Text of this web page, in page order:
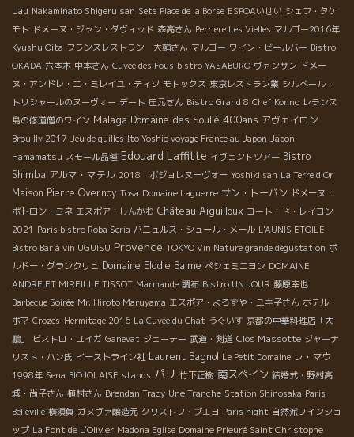
Lau Nakaminato Shigeru san Sete Place de la Borse ESPOAいせい シェフ・タケ
モト ドメーヌ・ジャン・ダヴィッド 森高さん Perriere Les Vielles マルゴー2016年
Kyushu Oita フランスレストラン 大輔さん マルゴー ワイン・ビールバー Bistro
OKADA 六本木 中本さん Cuvee des Fous bistro YASABURO ヴァンサン ドメー
ヌ・アンドレ・エ・ミレイユ・ティソ モトックス 東京レストラン業 シルベール・
トリシャールのヌーヴォー デート 庄元さん Bistro Grand 8 Chef Konno レランス
島の修道僧のワイン Malaga Domaine des Soulié 400ans アヴェイロン
Brouilly 2017 Jeu de quilles Ito Yoshio voyage France au Japon Japon
Hamamatsu スモール品種 Edouard Laffitte イヴェントツアー Bistro
Shimba アルマ・マテル 2018 ボジョレヌーヴォー Yoshiki san La Terre d'Or
Maison Pierre Overnoy Tosa Domaine Laguerre サン・トーバン ドメーヌ・
ポトロン・ミネ エスポア・しんかわ Château Aiguilloux コート・ド・レイヨン
2021 Paris bistro Roba Seria バニュルス・シュール・メール L'AUNIS ETOILE
Bistro Bar à vin UGUISU Provence TOKYO Vin Nature grande dégustation ボ
ルドー・グランクリュ Domaine Elodie Balme ペシェミニヨン DOMAINE
ANDRE ET MIREILLE TISSOT Marmande 調布 Bistro UN JOUR 藤原幸也
Barbecue Soirée Mr. Hiroto Maruyama エスポア・よろずや・ユキ子さん ホテル・
ボマ Crozes-Hermitage 2016 La Cuvée du Chat うぐいす 京都の中華料理店「大
鵬」
ビストロ・ユイガ Ganevat ジェーテー 武道・剣道 Clos Massotte ジャーナ
リスト・ハン氏 イーストライン社 Laurent Bagnol Le Petit Domaine レ・マウ
1998年 Sena BIOJOLAISE stands パリ 竹下正樹 南スペイン 結婚式・野村高
城・尚子さん 植村さん Brendan Tracy Une Tranche Station Shinosaka Paris
Belleville 横須賀 ガヌヴァ醸造元 クリストフ・プエヨ Paris night 自然派ワインショ
ップ La Font de L'Olivier Madona Eglise Domaine Prieuré Saint Christophe